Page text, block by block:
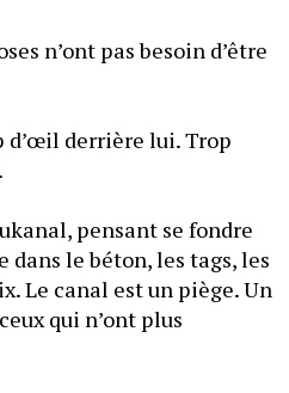
n’ont pas besoin d’être
d’œil derrière lui. Trop
pensant se fondre
le béton, les tags, les
Le canal est un piège. Un
qui n’ont plus